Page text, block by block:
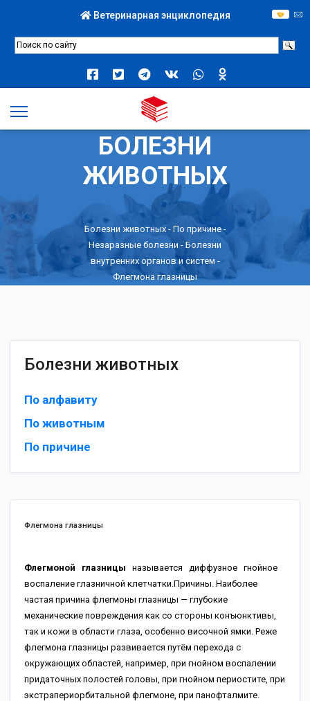
Ветеринарная энциклопедия
БОЛЕЗНИ
ЖИВОТНЫХ
Болезни животных - По причине-
Незаразные болезни - Болезни
внутренних органов и систем -
Флегмона глазницы
Болезни животных
По алфавиту
По животным
По причине
Флегмона глазницы
Флегмоной глазницы называется диффузное гнойное
воспаление глазничной клетчатки.Причины. Наиболее
частая причина флегмоны глазницы — глубокие
механические повреждения как со стороны конъюнктивы,
так и кожи в области глаза, особенно височной ямки. Реже
флегмона глазницы развивается путём перехода с
окружающих областей, например, при гнойном воспалении
придаточных полостей головы, при гнойном периостите, при
экстрапериорбитальной флегмоне, при панофталмите.